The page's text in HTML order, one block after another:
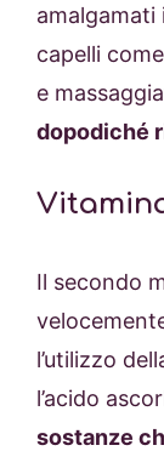
amalgamati
capelli
e
dopodiché
Il secondo
l’utilizzo
l’acido
sostanze